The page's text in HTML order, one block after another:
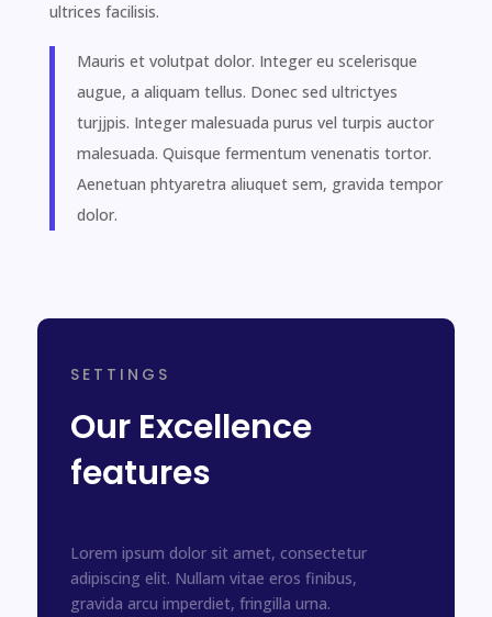
ultrices facilisis.
Mauris et volutpat dolor. Integer eu scelerisque
augue, a aliquam tellus. Donec sed ultrictyes
turjjpis. Integer malesuada purus vel turpis auctor
malesuada. Quisque fermentum venenatis tortor.
Aenetuan phtyaretra aliuquet sem, gravida tempor
dolor.
SETTINGS
Our Excellence
features
Lorem ipsum dolor sit amet, consectetur
adipiscing elit. Nullam vitae eros finibus,
gravida arcu imperdiet, fringilla urna.